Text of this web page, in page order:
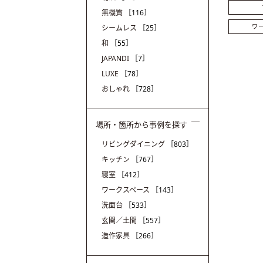
ワ
無機質
［116］
シームレス
［25］
和
［55］
JAPANDI
［7］
LUXE
［78］
おしゃれ
［728］
場所・箇所から事例を探す
リビングダイニング
［803］
キッチン
［767］
寝室
［412］
ワークスペース
［143］
洗面台
［533］
玄関／土間
［557］
造作家具
［266］